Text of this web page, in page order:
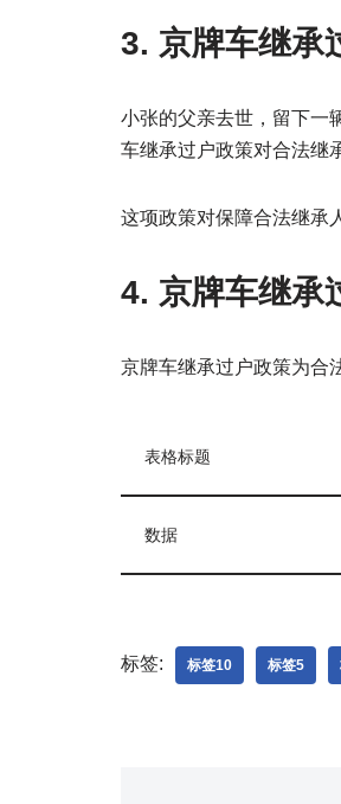
3. 京牌车继承
小张的父亲去世，留下一
车继承过户政策对合法继
这项政策对保障合法继承
4. 京牌车继承
京牌车继承过户政策为合
表格标题
数据
标签: 标签10 标签5